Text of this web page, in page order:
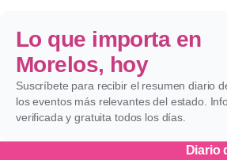
Lo que importa en
Morelos, hoy
Suscríbete para recibir el resumen diario
los eventos más relevantes del estado.
verificada y gratuita todos los días.
Diario